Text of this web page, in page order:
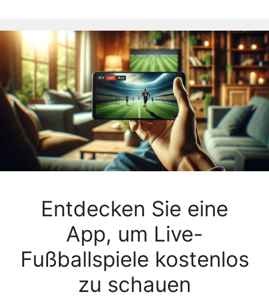
Entdecken Sie eine
App, um Live-
Fußballspiele kostenlos
zu schauen